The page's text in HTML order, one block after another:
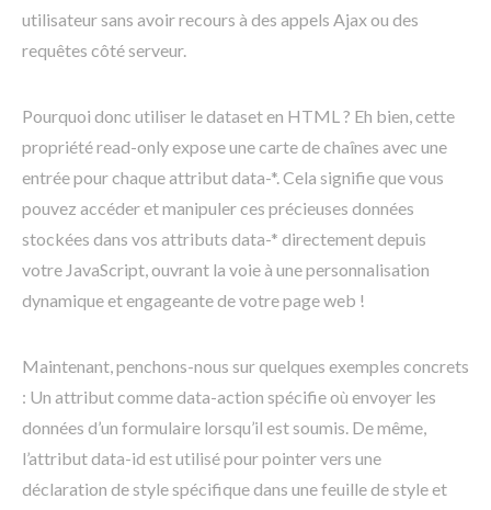
utilisateur sans avoir recours à des appels Ajax ou des
requêtes côté serveur.
Pourquoi donc utiliser le dataset en HTML ? Eh bien, cette
propriété read-only expose une carte de chaînes avec une
entrée pour chaque attribut data-*. Cela signifie que vous
pouvez accéder et manipuler ces précieuses données
stockées dans vos attributs data-* directement depuis
votre JavaScript, ouvrant la voie à une personnalisation
dynamique et engageante de votre page web !
Maintenant, penchons-nous sur quelques exemples concrets
: Un attribut comme data-action spécifie où envoyer les
données d’un formulaire lorsqu’il est soumis. De même,
l’attribut data-id est utilisé pour pointer vers une
déclaration de style spécifique dans une feuille de style et